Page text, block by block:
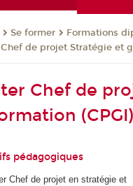
Se former
Formations
de projet Stratégie et
Chef de
pédagogiques
Chef de projet en stratégie et